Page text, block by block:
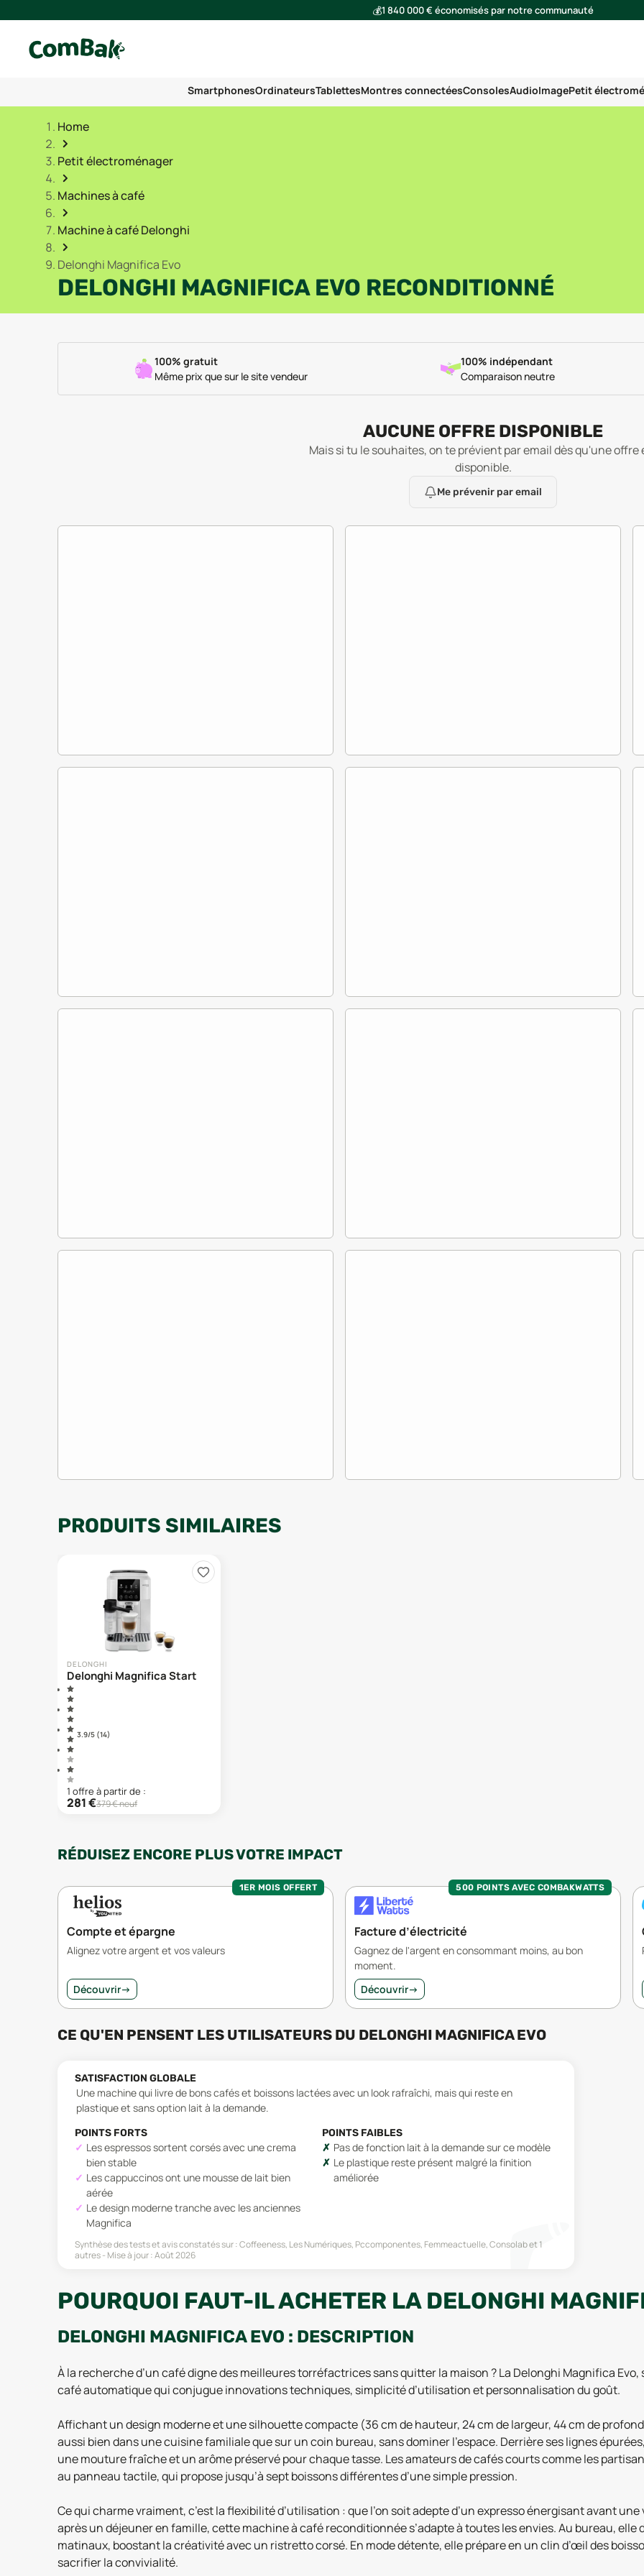
💰1 840 000 € économisés par notre communauté
SmartphonesOrdinateursTablettesMontres connectéesConsolesAudioImagePetit
Home
Petit électroménager
Machines à café
Machine à café Delonghi
Delonghi Magnifica Evo
DELONGHI MAGNIFICA EVO RECONDITIONNÉ
100% gratuit
Même prix que sur le site vendeur
100% indépendant
Comparaison neutre
AUCUNE OFFRE DISPONIBLE
Mais si tu le souhaites, on te prévient par email dès qu'une offre
disponible.
Me prévenir par email
PRODUITS SIMILAIRES
DELONGHI
Delonghi Magnifica Start
3.9/5 (14)
1 offre à partir de :
281€379€ neuf
RÉDUISEZ ENCORE PLUS VOTRE IMPACT
1ER MOIS OFFERT
Compte et épargne
Alignez votre argent et vos valeurs
Découvrir→
500 POINTS AVEC COMBAKWATTS
Facture d’électricité
Gagnez de l'argent en consommant moins, au bon
moment.
Découvrir→
CE QU'EN PENSENT LES UTILISATEURS DU DELONGHI MAGNIFICA EVO
SATISFACTION GLOBALE
Une machine qui livre de bons cafés et boissons lactées avec un look rafraîchi, mais qui reste en
plastique et sans option lait à la demande.
POINTS FORTS
Les espressos sortent corsés avec une crema
bien stable
Les cappuccinos ont une mousse de lait bien
aérée
Le design moderne tranche avec les anciennes
Magnifica
POINTS FAIBLES
Pas de fonction lait à la demande sur ce modèle
Le plastique reste présent malgré la finition
améliorée
Synthèse des tests et avis constatés sur :Coffeeness, Les Numériques, Pccomponentes, Femmeactuelle, Consolabet 1
autres Mise à jour :Août 2026
POURQUOI FAUT-IL ACHETER LA DELONGHI
DELONGHI MAGNIFICA EVO : DESCRIPTION
À la recherche d’un café digne des meilleures torréfactrices sans quitter la maison ? La Delonghi Magnifica
café automatique qui conjugue innovations techniques, simplicité d’utilisation et personnalisation du goût.
Affichant un design moderne et une silhouette compacte (36 cm de hauteur, 24 cm de largeur, 44 cm de
aussi bien dans une cuisine familiale que sur un coin bureau, sans dominer l’espace. Derrière ses lignes
une mouture fraîche et un arôme préservé pour chaque tasse. Les amateurs de cafés courts comme les
au panneau tactile, qui propose jusqu’à sept boissons différentes d’une simple pression.
Ce qui charme vraiment, c’est la flexibilité d’utilisation : que l’on soit adepte d’un expresso énergisant avant
après un déjeuner en famille, cette machine à café reconditionnée s’adapte à toutes les envies. Au bureau,
matinaux, boostant la créativité avec un ristretto corsé. En mode détente, elle prépare en un clin d’œil des
sacrifier la convivialité.